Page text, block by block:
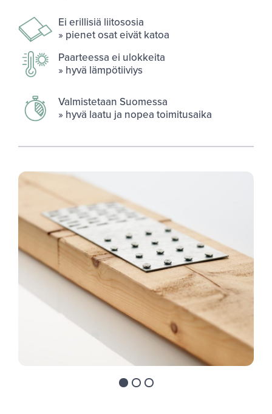
Ei eril­li­siä lii­to­so­sia
» pie­net osat eivät katoa
Paar­tees­sa ei ulok­kei­ta
» hyvä läm­pö­tii­viys
Val­mis­te­taan Suo­mes­sa
» hyvä laatu ja nopea toi­mi­tusai­ka
Move to slide 1
Move to slide 2
Move to slide 3